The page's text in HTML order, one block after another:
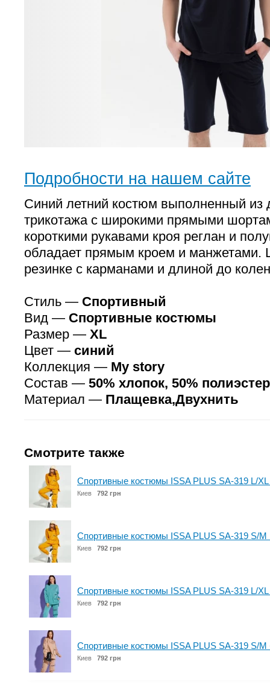
Подробности на нашем сайте
Синий летний костюм выполненный из
трикотажа с широкими прямыми
короткими рукавами кроя реглан и
обладает прямым кроем и манжетами.
резинке с карманами и длиной до
Стиль — Спортивный
Вид — Спортивные костюмы
Размер — XL
Цвет — синий
Коллекция — My story
Состав — 50% хлопок, 50% полиэстер
Материал — Плащевка,Двухнить
Смотрите также
Спортивные костюмы ISSA PLUS SA-319 L/XL
Киев 792 грн
Спортивные костюмы ISSA PLUS SA-319 S/M
Киев 792 грн
Спортивные костюмы ISSA PLUS SA-319 L/
Киев 792 грн
Спортивные костюмы ISSA PLUS SA-319 S/
Киев 792 грн